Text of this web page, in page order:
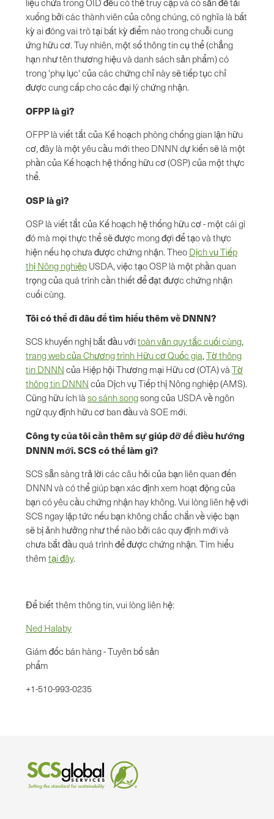
xuống bởi các thành viên của công chúng, có nghĩa là bất
kỳ ai đóng vai trò tại bất kỳ điểm nào trong chuỗi cung
ứng hữu cơ. Tuy nhiên, một số thông tin cụ thể (chẳng
hạn như tên thương hiệu và danh sách sản phẩm) có
trong 'phụ lục' của các chứng chỉ này sẽ tiếp tục chỉ
được cung cấp cho các đại lý chứng nhận.
OFPP là gì?
OFPP là viết tắt của Kế hoạch phòng chống gian lận hữu
cơ, đây là một yêu cầu mới theo DNNN dự kiến sẽ là một
phần của Kế hoạch hệ thống hữu cơ (OSP) của một thực
thể.
OSP là gì?
OSP là viết tắt của Kế hoạch hệ thống hữu cơ - một cái gì
đó mà mọi thực thể sẽ được mong đợi để tạo và thực
hiện nếu họ chưa được chứng nhận. Theo Dịch vụ Tiếp
thị Nông nghiệp USDA, việc tạo OSP là một phần quan
trọng của quá trình cần thiết để đạt được chứng nhận
cuối cùng.
Tôi có thể đi đâu để tìm hiểu thêm về DNNN?
SCS khuyến nghị bắt đầu vớitoàn văn quy tắc cuối cùng,
trang web của Chương trình Hữu cơ Quốc gia, Tờ thông
tin DNNN của Hiệp hội Thương mại Hữu cơ (OTA) và Tờ
thông tin DNNN của Dịch vụ Tiếp thị Nông nghiệp (AMS).
Cũng hữu ích là so sánh songsong của USDA về ngôn
ngữ quy định hữu cơ ban đầu và SOE mới.
Công ty của tôi cần thêm sự giúp đỡ để điều hướng
DNNN mới. SCS có thể làm gì?
SCS sẵn sàng trả lời các câu hỏi của bạn liên quan đến
DNNN và có thể giúp bạn xác định xem hoạt động của
bạn có yêu cầu chứng nhận hay không. Vui lòng liên hệ với
SCS ngay lập tức nếu bạn không chắc chắn về việc bạn
sẽ bị ảnh hưởng như thế nào bởi các quy định mới và
chưa bắt đầu quá trình để được chứng nhận. Tìm hiểu
thêm tại đây.
Để biết thêm thông tin, vui lòng liên hệ:
Ned Halaby
Giám đốc bán hàng - Tuyên bố sản
phẩm
+1-510-993-0235